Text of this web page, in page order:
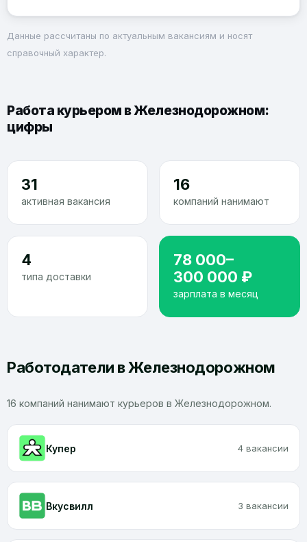
Данные рассчитаны по актуальным вакансиям и носят
справочный характер.
Работа курьером в Железнодорожном:
цифры
31
активная вакансия
16
компаний нанимают
4
типа доставки
78 000–
300 000 ₽
зарплата в месяц
Работодатели в Железнодорожном
16 компаний нанимают курьеров в Железнодорожном.
Купер 4 вакансии
Вкусвилл 3 вакансии